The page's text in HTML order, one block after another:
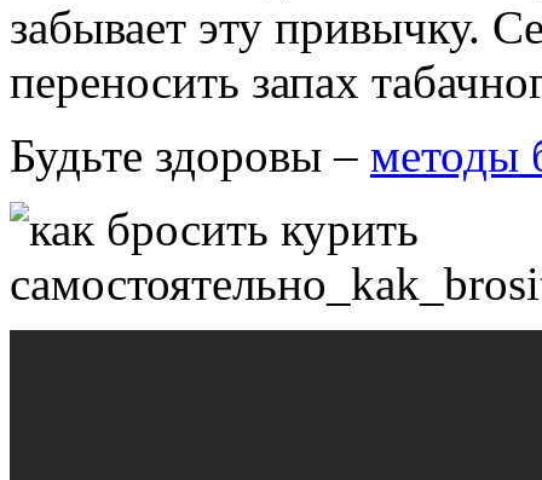
забывает эту привычку.
переносить запах
Будьте здоровы – методы